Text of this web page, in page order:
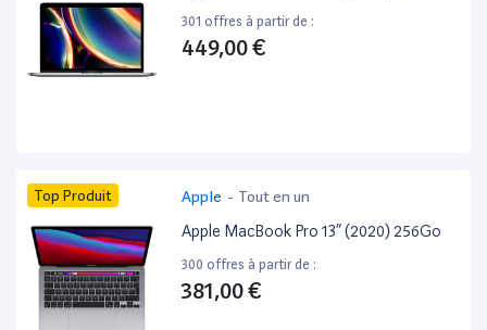
301 offres à partir de :
449,00 €
Top Produit Apple - Tout en un
Apple MacBook Pro 13” (2020) 256Go
300 offres à partir de :
381,00 €